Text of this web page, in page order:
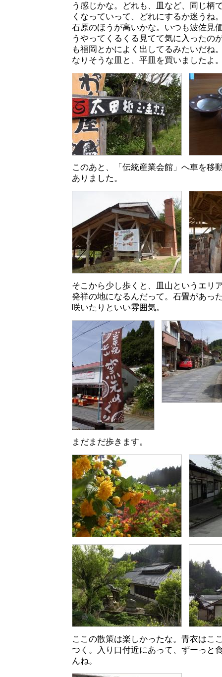
う感じかな。どれも、皿など、同じ柄
くなっていって、どれにするか迷うね
石原のほうが高いかな。いつも波佐見
うやってくるくる見てて気に入ったの
も福岡とかによく出してるみたいだね
なりそうな皿と、平皿を買いましたよ
このあと、「伝統産業会館」へ車を移
ありました。
そこから少し歩くと、皿山というエリ
発祥の地になるんだって。石畳があっ
咲いたりといい雰囲気。
まだまだ歩きます。
ここの散策は楽しかったな。青衣はこ
つく。入り口付近にあって、ずーっと
んね。